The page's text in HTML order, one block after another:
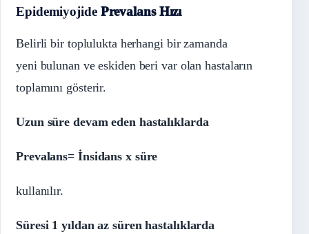
Epidemiyojide Prevalans Hızı
Belirli bir toplulukta herhangi bir zamanda
yeni bulunan ve eskiden beri var olan hastaların
toplamını gösterir.
Uzun süre devam eden hastalıklarda
Prevalans= İnsidans x süre
kullanılır.
Süresi 1 yıldan az süren hastalıklarda